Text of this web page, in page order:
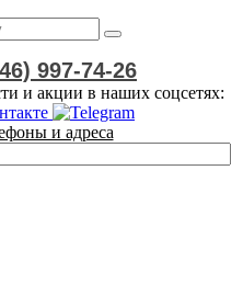
997-74-26
и акции в наших соцсетях:
и адреса